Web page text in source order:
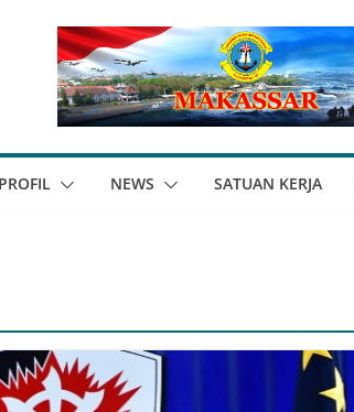
PROFIL NEWS SATUAN KERJA